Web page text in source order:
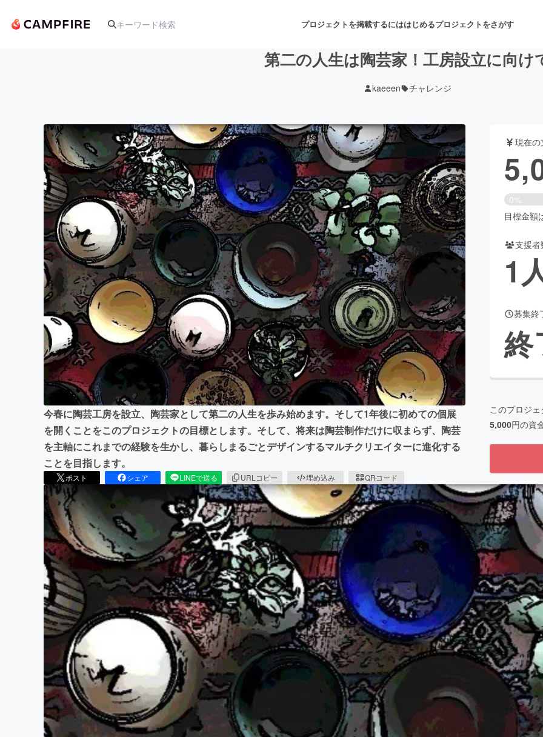
プロジェクトを掲載するにははじめるプロジェクトをさがす
アート・写真 音楽 舞台・パフォーマンス
テクノロジー・ガジェット ゲーム・サービス開発 フード・飲食店
映像・映画 書籍・雑誌出版 アニメ・漫画
ビジネス・起業 チャレンジ ビューティー・ヘルスケ
まちづくり・地域活性化
CAMPFIRE for Social GoodCAMPFIRE Creation
CAMPFIREふるさと納税machi-yaコミュニティ
第二の人生は陶芸家！工房設立に向け
kaeeen チャレンジ
今春に陶芸工房を設立、陶芸家として第二の人生を歩み始めます。そして1年後に初めての個展
を開くことをこのプロジェクトの目標とします。そして、将来は陶芸制作だけに収まらず、陶芸
を主軸にこれまでの経験を生かし、暮らしまるごとデザインするマルチクリエイターに進化する
ことを目指します。
ポスト シェア LINEで送る URLコピー 埋め込み QRコード
現在
0%
目標金額
支援者
1
募集終
終
このプロジ
5,000円の資